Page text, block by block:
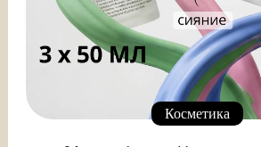
Косметика